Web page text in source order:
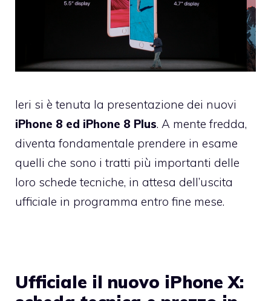
Ieri si è tenuta la presentazione dei nuovi
iPhone 8 ed iPhone 8 Plus. A mente fredda,
diventa fondamentale prendere in esame
quelli che sono i tratti più importanti delle
loro schede tecniche, in attesa dell’uscita
ufficiale in programma entro fine mese.
Ufficiale il nuovo iPhone X: